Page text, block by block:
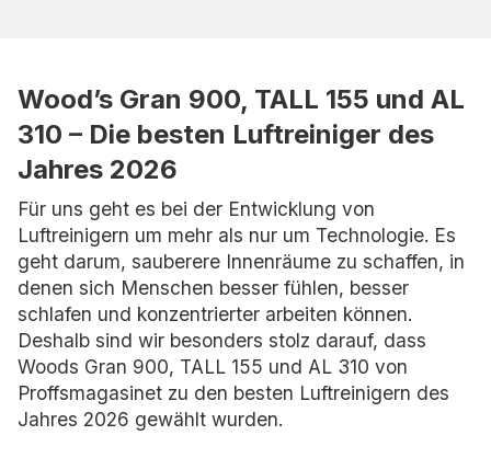
Wood’s Gran 900, TALL 155 und AL
310 – Die besten Luftreiniger des
Jahres 2026
Für uns geht es bei der Entwicklung von
Luftreinigern um mehr als nur um Technologie. Es
geht darum, sauberere Innenräume zu schaffen, in
denen sich Menschen besser fühlen, besser
schlafen und konzentrierter arbeiten können.
Deshalb sind wir besonders stolz darauf, dass
Woods Gran 900, TALL 155 und AL 310 von
Proffsmagasinet zu den besten Luftreinigern des
Jahres 2026 gewählt wurden.